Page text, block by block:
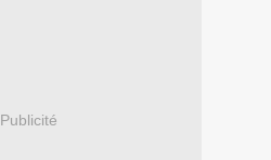
Publicité